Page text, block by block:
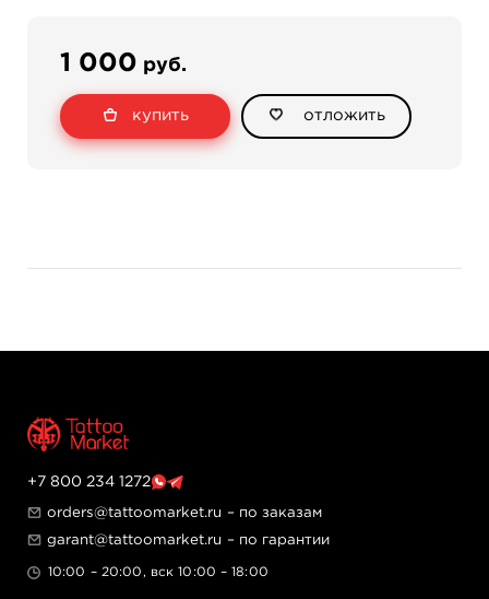
1 000 руб.
купить отложить
+7 800 234 1272
orders@tattoomarket.ru – по заказам
garant@tattoomarket.ru – по гарантии
10:00 – 20:00, вск 10:00 – 18:00